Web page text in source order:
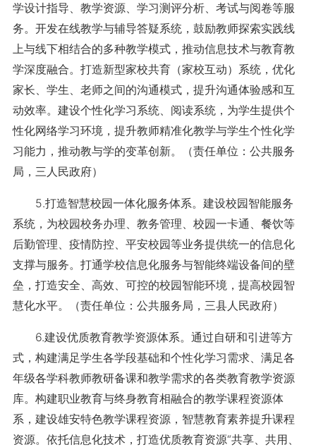
学设计指导、教学资源、学习测评分析、考试与阅卷等服
务。开发在线教学与辅导答疑系统，鼓励教师探索实践线
上与线下相结合的多种教学模式，推动信息技术与教育教
学深度融合。打造新型家校共育（家校互动）系统，优化
家长、学生、老师之间的沟通模式，提升沟通体验感和互
动效率。建设个性化学习系统、阅读系统，为学生提供个
性化网络学习环境，提升教师精准化教学与学生个性化学
习能力，推动教与学的变革创新。（责任单位：公共服务
局，三人民政府）
5.打造智慧校园一体化服务体系。建设校园智能服务
系统，为校园校务办理、教务管理、校园一卡通、餐饮等
后勤管理、疫情防控、平安校园等业务提供统一的信息化
支撑与服务。打通学校信息化服务与智能终端设备间的壁
垒，打造安全、高效、可控的校园智能环境，提高校园智
慧化水平。（责任单位：公共服务局，三县人民政府）
6.建设优质教育教学资源体系。通过自研和引进等方
式，构建满足学生各学段基础和个性化学习需求、满足各
年级各学科教师教研备课和教学需求的各类教育教学资源
库。构建职业教育与终身教育相融合的教学课程资源体
系，建设雄安特色教学课程资源，智慧教育素养提升课程
资源。依托信息化技术，打造优质教育资源“共享、共用、